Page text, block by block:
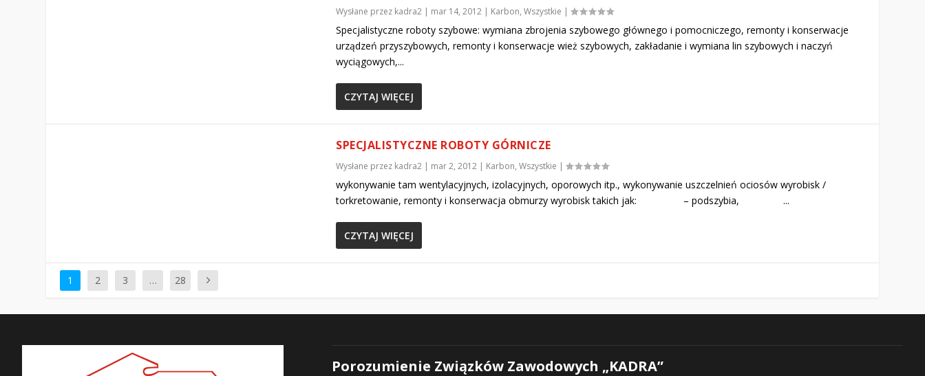
Wysłane przez kadra2 | mar 14, 2012 | Karbon,Wszystkie |
Specjalistyczne roboty szybowe: wymiana zbrojenia szybowego głównego i pomocniczego, remonty i konserwacje
urządzeń przyszybowych, remonty i konserwacje wież szybowych, zakładanie i wymiana lin szybowych i naczyń
wyciągowych,...
CZYTAJ WIĘCEJ
SPECJALISTYCZNE ROBOTY GÓRNICZE
Wysłane przez kadra2 | mar 2, 2012 | Karbon,Wszystkie |
wykonywanie tam wentylacyjnych, izolacyjnych, oporowych itp., wykonywanie uszczelnień ociosów wyrobisk /
torkretowanie, remonty i konserwacja obmurzy wyrobisk takich jak: – podszybia, ...
CZYTAJ WIĘCEJ
1 2 3 … 28
Porozumienie Związków Zawodowych „KADRA”